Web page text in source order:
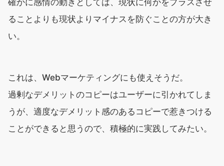
確かに感情の動きとしては、現状に何かをプラスさせ
ることよりも現状よりマイナスを防ぐことの方が大き
い。
これは、Webマーケティングにも使えそうだ。
過剰なデメリットのコピーはユーザーに引かれてしま
うが、適度なデメリット感のあるコピーで惹きつける
ことができると思うので、積極的に実践してみたい。